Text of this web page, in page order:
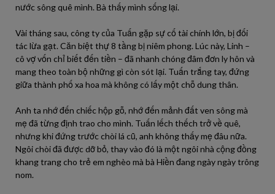
nước sông quê mình. Bà thấy mình sống lại.
Vài tháng sau, công ty của Tuấn gặp sự cố tài chính lớn, bị đối
tác lừa gạt. Căn biệt thự 8 tầng bị niêm phong. Lúc này, Linh –
cô vợ vốn chỉ biết đến tiền – đã nhanh chóng đâm đơn ly hôn và
mang theo toàn bộ những gì còn sót lại. Tuấn trắng tay, đứng
giữa thành phố xa hoa mà không có lấy một chỗ dung thân.
Anh ta nhớ đến chiếc hộp gỗ, nhớ đến mảnh đất ven sông mà
mẹ đã từng định trao cho mình. Tuấn lếch thếch trở về quê,
nhưng khi đứng trước chòi lá cũ, anh không thấy mẹ đâu nữa.
Ngôi chòi đã được dỡ bỏ, thay vào đó là một ngôi nhà cộng đồng
khang trang cho trẻ em nghèo mà bà Hiền đang ngày ngày trông
nom.